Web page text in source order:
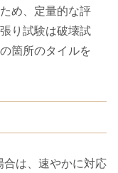
め、定量的な評
り試験は破壊試
箇所のタイルを
合は、速やかに対応